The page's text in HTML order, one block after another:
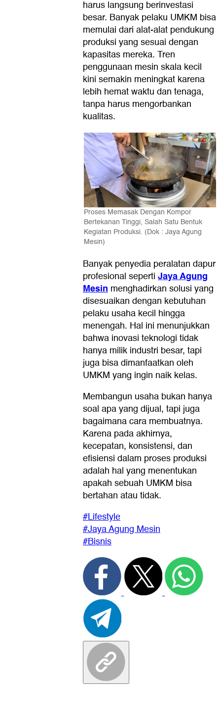
harus langsung berinvestasi
besar. Banyak pelaku UMKM bisa
memulai dari alat-alat pendukung
produksi yang sesuai dengan
kapasitas mereka. Tren
penggunaan mesin skala kecil
kini semakin meningkat karena
lebih hemat waktu dan tenaga,
tanpa harus mengorbankan
kualitas.
Proses Memasak Dengan Kompor
Bertekanan Tinggi, Salah Satu Bentuk
Kegiatan Produksi. (Dok : Jaya Agung
Mesin)
Banyak penyedia peralatan dapur
profesional seperti Jaya Agung
Mesin menghadirkan solusi yang
disesuaikan dengan kebutuhan
pelaku usaha kecil hingga
menengah. Hal ini menunjukkan
bahwa inovasi teknologi tidak
hanya milik industri besar, tapi
juga bisa dimanfaatkan oleh
UMKM yang ingin naik kelas.
Membangun usaha bukan hanya
soal apa yang dijual, tapi juga
bagaimana cara membuatnya.
Karena pada akhirnya,
kecepatan, konsistensi, dan
efisiensi dalam proses produksi
adalah hal yang menentukan
apakah sebuah UMKM bisa
bertahan atau tidak.
#Lifestyle
#Jaya Agung Mesin
#Bisnis